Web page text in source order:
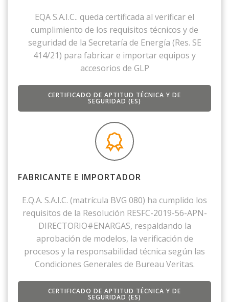
EQA S.A.I.C.. queda certificada al verificar el
cumplimiento de los requisitos técnicos y de
seguridad de la Secretaría de Energía (Res. SE
414/21) para fabricar e importar equipos y
accesorios de GLP
CERTIFICADO DE APTITUD TÉCNICA Y DE
SEGURIDAD (ES)
FABRICANTE E IMPORTADOR
E.Q.A. S.A.I.C. (matrícula BVG 080) ha cumplido los
requisitos de la Resolución RESFC-2019-56-APN-
DIRECTORIO#ENARGAS, respaldando la
aprobación de modelos, la verificación de
procesos y la responsabilidad técnica según las
Condiciones Generales de Bureau Veritas.
CERTIFICADO DE APTITUD TÉCNICA Y DE
SEGURIDAD (ES)